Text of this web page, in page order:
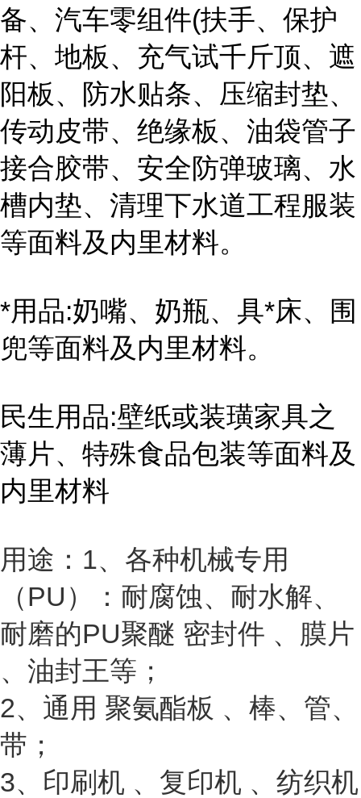
备、汽车零组件(扶手、保护
杆、地板、充气试千斤顶、遮
阳板、防水贴条、压缩封垫、
传动皮带、绝缘板、油袋管子
接合胶带、安全防弹玻璃、水
槽内垫、清理下水道工程服装
等面料及内里材料。
*用品:奶嘴、奶瓶、具*床、围
兜等面料及内里材料。
民生用品:壁纸或装璜家具之
薄片、特殊食品包装等面料及
内里材料
用途：1、各种机械专用
（PU）：耐腐蚀、耐水解、
耐磨的PU聚醚 密封件 、膜片
、油封王等；
2、通用 聚氨酯板 、棒、管、
带；
3、印刷机 、复印机 、纺织机